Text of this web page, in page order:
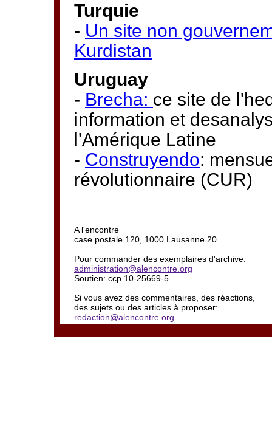
Turquie
- Un site non
Kurdistan
Uruguay
- Brecha: ce site de
information et
l'Amérique Latine
- Construyendo:
révolutionnaire (CUR)
A l'encontre
case postale 120, 1000 Lausanne 20
Pour commander des exemplaires d'archive:
administration@alencontre.org
Soutien: ccp 10-25669-5
Si vous avez des commentaires, des réactions,
des sujets ou des articles à proposer:
redaction@alencontre.org